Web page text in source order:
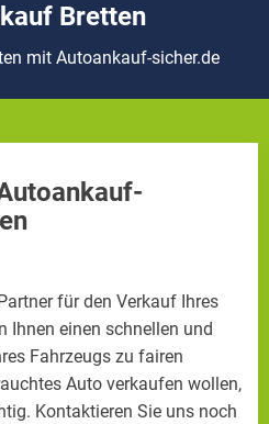
Bretten
mit Autoankauf-sicher.de
für den Verkauf Ihres
Ihnen einen schnellen und
Fahrzeugs zu fairen
Auto verkaufen wollen,
Kontaktieren Sie uns noch